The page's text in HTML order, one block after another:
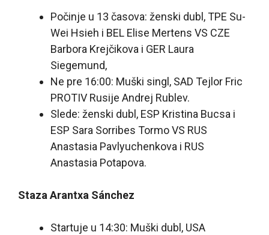
Počinje u 13 časova: ženski dubl, TPE Su-
Wei Hsieh i BEL Elise Mertens VS CZE
Barbora Krejčikova i GER Laura
Siegemund,
Ne pre 16:00: Muški singl, SAD Tejlor Fric
PROTIV Rusije Andrej Rublev.
Slede: ženski dubl, ESP Kristina Bucsa i
ESP Sara Sorribes Tormo VS RUS
Anastasia Pavlyuchenkova i RUS
Anastasia Potapova.
Staza Arantxa Sánchez
Startuje u 14:30: Muški dubl, USA